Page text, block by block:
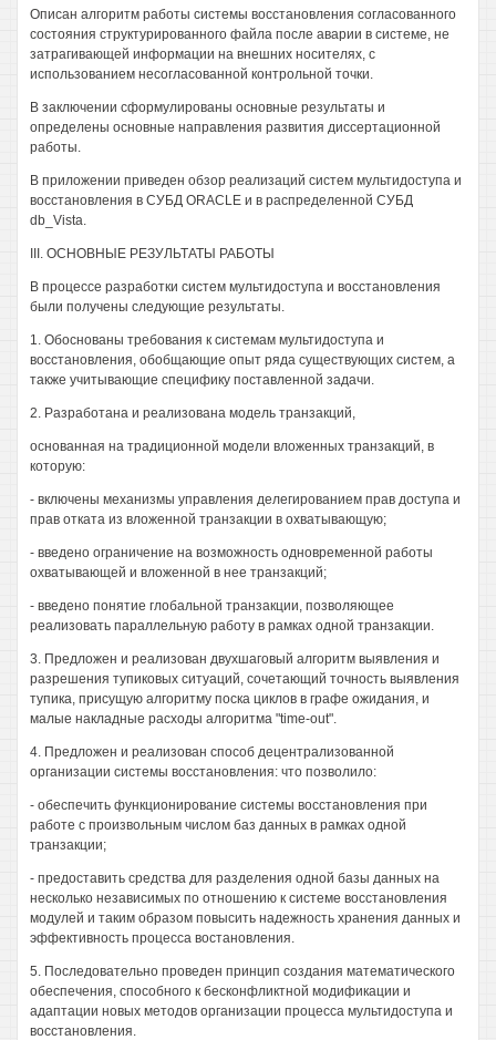
Описан алгоритм работы системы восстановления согласованного
состояния структурированного файла после аварии в системе, не
затрагивающей информации на внешних носителях, с
использованием несогласованной контрольной точки.
В заключении сформулированы основные результаты и
определены основные направления развития диссертационной
работы.
В приложении приведен обзор реализаций систем мультидоступа и
восстановления в СУБД ORACLE и в распределенной СУБД
db_Vista.
III. ОСНОВНЫЕ РЕЗУЛЬТАТЫ РАБОТЫ
В процессе разработки систем мультидоступа и восстановления
были получены следующие результаты.
1. Обоснованы требования к системам мультидоступа и
восстановления, обобщающие опыт ряда существующих систем, а
также учитывающие специфику поставленной задачи.
2. Разработана и реализована модель транзакций,
основанная на традиционной модели вложенных транзакций, в
которую:
- включены механизмы управления делегированием прав доступа и
прав отката из вложенной транзакции в охватывающую;
- введено ограничение на возможность одновременной работы
охватывающей и вложенной в нее транзакций;
- введено понятие глобальной транзакции, позволяющее
реализовать параллельную работу в рамках одной транзакции.
3. Предложен и реализован двухшаговый алгоритм выявления и
разрешения тупиковых ситуаций, сочетающий точность выявления
тупика, присущую алгоритму поска циклов в графе ожидания, и
малые накладные расходы алгоритма "time-out".
4. Предложен и реализован способ децентрализованной
организации системы восстановления: что позволило:
- обеспечить функционирование системы восстановления при
работе с произвольным числом баз данных в рамках одной
транзакции;
- предоставить средства для разделения одной базы данных на
несколько независимых по отношению к системе восстановления
модулей и таким образом повысить надежность хранения данных и
эффективность процесса востановления.
5. Последовательно проведен принцип создания математического
обеспечения, способного к бесконфликтной модификации и
адаптации новых методов организации процесса мультидоступа и
восстановления.